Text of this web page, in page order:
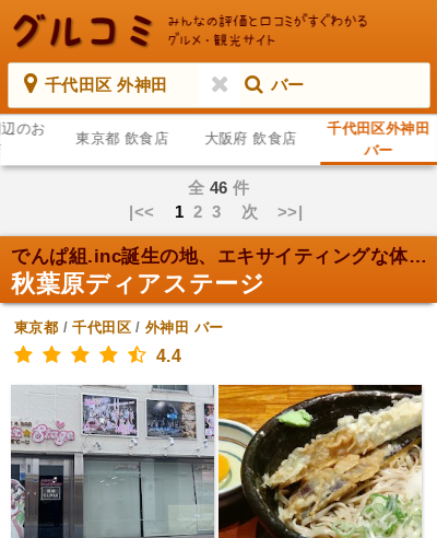
千代田区 外神田 バー
のお
東京都 飲食店 大阪府 飲食店
千代田区外神田
バー
全 46 件
|<<
1 2 3 次 >>|
でんぱ組.inc誕生の地、エキサイティングな体験！
秋葉原ディアステージ
東京都 /千代田区/外神田 バー
4.4